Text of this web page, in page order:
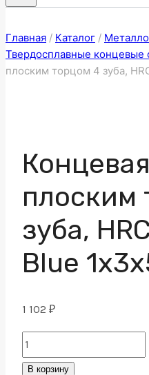
Главная / Каталог /
Твердосплавные концевые
плоским торцом 4 зуба,
плоским
зуба,
Blue
1 102 ₽
Концевая
фреза
В корзину